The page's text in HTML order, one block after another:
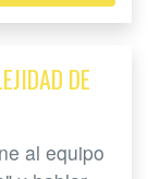
DE
al equipo